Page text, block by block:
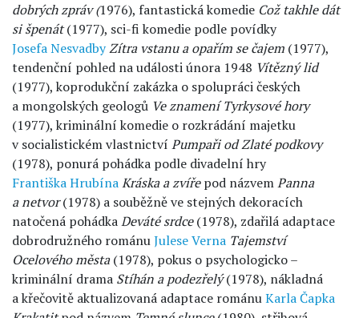
dobrých zpráv (1976), fantastická komedie Což takhle dát
si špenát(1977), sci-fi komedie podle povídky
Josefa NesvadbyZítra vstanu a opařím se čajem (1977),
tendenční pohled na události února 1948 Vítězný lid
(1977), koprodukční zakázka o spolupráci českých
a mongolských geologů Ve znamení Tyrkysové hory
(1977), kriminální komedie o rozkrádání majetku
v socialistickém vlastnictví Pumpaři od Zlaté podkovy
(1978), ponurá pohádka podle divadelní hry
Františka HrubínaKráska a zvířepod názvemPanna
a netvor(1978) a souběžně ve stejných dekoracích
natočená pohádkaDeváté srdce(1978), zdařilá adaptace
dobrodružného románuJulese Verna Tajemství
Ocelového města(1978), pokus o psychologicko –
kriminální drama Stíhán a podezřelý(1978), nákladná
a křečovitě aktualizovaná adaptace románuKarla Čapka